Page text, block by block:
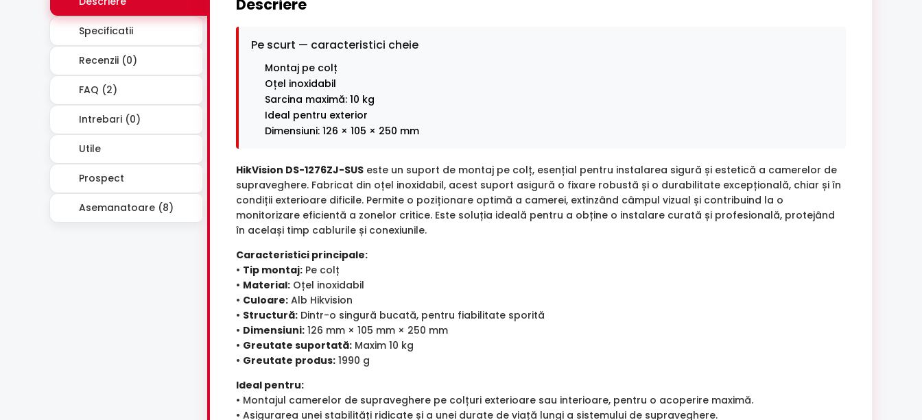
Specificatii
Recenzii (0)
FAQ (2)
Intrebari (0)
Utile
Prospect
Asemanatoare (8)
Descriere
Pe scurt — caracteristici cheie
Montaj pe colț
Oțel inoxidabil
Sarcina maximă: 10 kg
Ideal pentru exterior
Dimensiuni: 126 × 105 × 250 mm
HikVision DS-1276ZJ-SUS este un suport de montaj pe colț, esențial pentru instalarea sigură și estetică a camerelor de
supraveghere. Fabricat din oțel inoxidabil, acest suport asigură o fixare robustă și o durabilitate excepțională, chiar și în
condiții exterioare dificile. Permite o poziționare optimă a camerei, extinzând câmpul vizual și contribuind la o
monitorizare eficientă a zonelor critice. Este soluția ideală pentru a obține o instalare curată și profesională, protejând
în același timp cablurile și conexiunile.
Caracteristici principale:
• Tip montaj: Pe colț
• Material: Oțel inoxidabil
• Culoare: Alb Hikvision
• Structură: Dintr-o singură bucată, pentru fiabilitate sporită
• Dimensiuni: 126 mm × 105 mm × 250 mm
• Greutate suportată: Maxim 10 kg
• Greutate produs: 1990 g
Ideal pentru:
• Montajul camerelor de supraveghere pe colțuri exterioare sau interioare, pentru o acoperire maximă.
• Asigurarea unei stabilități ridicate și a unei durate de viață lungi a sistemului de supraveghere.